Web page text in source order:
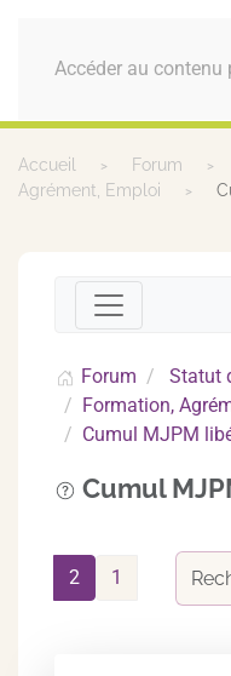
Accéder au contenu
MENU
Accueil Forum
Agrément, Emploi
Forum
Statut
Formation,
Cumul MJPM
Cumul
1
2